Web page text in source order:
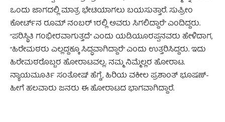
ಒಂದು ಜಾಗದಲ್ಲಿ ಮಾತ್ರ ಭೇಟಿಯಾಗಲು ಬಯಸುತ್ತಾರೆ. ಸುಪ್ರೀಂ
ಕೋರ್ಟ್‌ನ ರೂಮ್‌ ನಂಬರ್‌ 1ರಲ್ಲಿ ಅವರು ಸಿಗಲಿದ್ದಾರೆ” ಎಂದಿದ್ದರು.
“ಪರಿಸ್ಥಿತಿ ಗಂಭೀರವಾಗುತ್ತದೆ” ಎಂದು ಯಡಿಯೂರಪ್ಪನವರು ಹೇಳಿದಾಗ,
“ಹಿರೇಮಠರು ಎಲ್ಲದ್ದಕ್ಕೂ ಸಿದ್ಧವಾಗಿದ್ದಾರೆ” ಎಂದು ಉತ್ತರಿಸಿದ್ದರು. ಇದು
ಹಿರೇಮಠರೊಬ್ಬರ ಹೋರಾಟವಲ್ಲ. ನಮ್ಮ ನಿಮ್ಮೆಲ್ಲರ ಹೋರಾಟ.
ನ್ಯಾಯಮೂರ್ತಿ ಸಂತೋಷ್ ಹೆಗ್ಡೆ, ಹಿರಿಯ ವಕೀಲ ಪ್ರಶಾಂತ್ ಭೂಷಣ್‌-
ಹೀಗೆ ಹಲವಾರು ಜನರು ಈ ಹೋರಾಟದ ಭಾಗವಾಗಿದ್ದಾರೆ.